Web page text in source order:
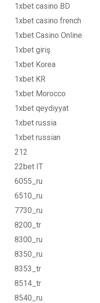
1xbet casino BD
1xbet casino french
1xbet Casino Online
1xbet giriş
1xbet Korea
1xbet KR
1xbet Morocco
1xbet qeydiyyat
1xbet russia
1xbet russian
212
22bet IT
6055_ru
6510_ru
7730_ru
8200_tr
8300_ru
8350_ru
8353_tr
8514_tr
8540_ru